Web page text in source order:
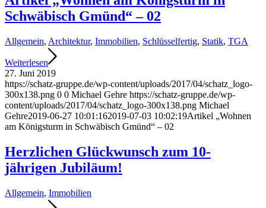
Schwäbisch Gmünd“ – 02
Allgemein, Architektur, Immobilien, Schlüsselfertig, Statik, TGA
Weiterlesen
27. Juni 2019
https://schatz-gruppe.de/wp-content/uploads/2017/04/schatz_logo-
300x138.png 0 0 Michael Gehre https://schatz-gruppe.de/wp-
content/uploads/2017/04/schatz_logo-300x138.png Michael
Gehre2019-06-27 10:01:162019-07-03 10:02:19Artikel „Wohnen
am Königsturm in Schwäbisch Gmünd“ – 02
Herzlichen Glückwunsch zum 10-
jährigen Jubiläum!
Allgemein, Immobilien